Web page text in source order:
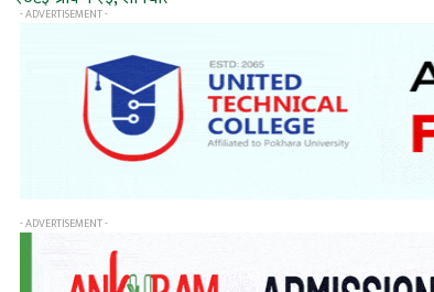
- ADVERTISEMENT -
- ADVERTISEMENT -